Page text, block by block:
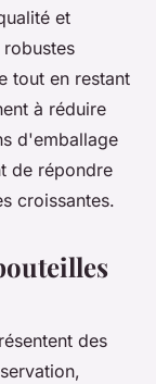
et
tout en restant
à réduire
d'emballage
de répondre
croissantes.
des